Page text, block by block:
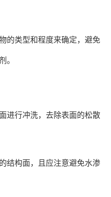
类型和程度来确定，避免
。
行冲洗，去除表面的松散
构面，且应注意避免水渗